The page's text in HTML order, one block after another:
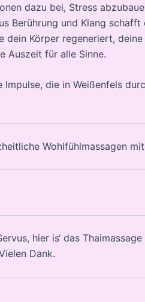
dazu bei, Stress
Berührung und Klang
dein Körper regeneriert,
Auszeit für alle Sinne.
Impulse, die in Weißenfels
Wohlfühlmassagen
hier is‘ das
Dank.